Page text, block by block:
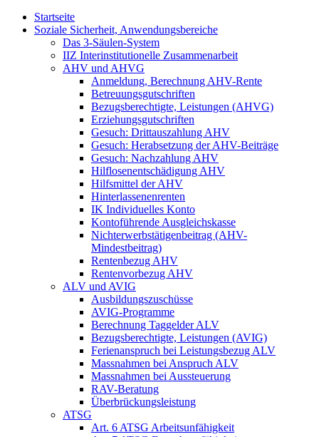
Startseite
Soziale Sicherheit, Anwendungsbereiche
Das 3-Säulen-System
IIZ Interinstitutionelle Zusammenarbeit
AHV und AHVG
Anmeldung, Berechnung AHV-Rente
Betreuungsgutschriften
Bezugsberechtigte, Leistungen (AHVG)
Erziehungsgutschriften
Gesuch: Drittauszahlung AHV
Gesuch: Herabsetzung der AHV-Beiträge
Gesuch: Nachzahlung AHV
Hilflosenentschädigung AHV
Hilfsmittel der AHV
Hinterlassenenrenten
IK Individuelles Konto
Kontoführende Ausgleichskasse
Nichterwerbstätigenbeitrag (AHV-
Mindestbeitrag)
Rentenbezug AHV
Rentenvorbezug AHV
ALV und AVIG
Ausbildungszuschüsse
AVIG-Programme
Berechnung Taggelder ALV
Bezugsberechtigte, Leistungen (AVIG)
Ferienanspruch bei Leistungsbezug ALV
Massnahmen bei Anspruch ALV
Massnahmen bei Aussteuerung
RAV-Beratung
Überbrückungsleistung
ATSG
Art. 6 ATSG Arbeitsunfähigkeit